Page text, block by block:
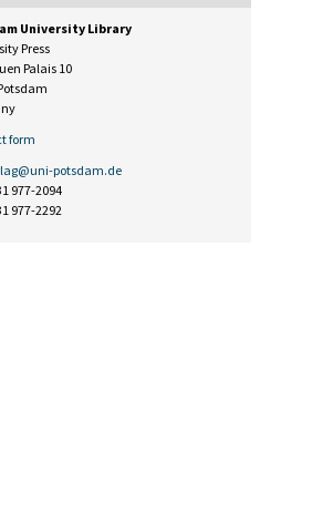
University Library
Press
Palais 10
form
potsdam.de
977-2094
977-2292